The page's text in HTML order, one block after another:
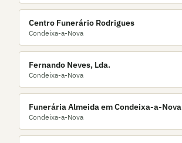
Centro Funerário Rodrigues
Condeixa-a-Nova
Fernando Neves, Lda.
Condeixa-a-Nova
Funerária Almeida em Condeixa-a-Nova
Condeixa-a-Nova